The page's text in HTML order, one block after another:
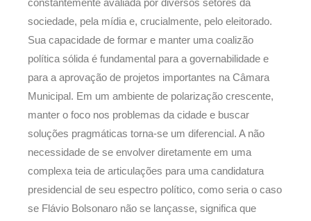
constantemente avaliada por diversos setores da
sociedade, pela mídia e, crucialmente, pelo eleitorado.
Sua capacidade de formar e manter uma coalizão
política sólida é fundamental para a governabilidade e
para a aprovação de projetos importantes na Câmara
Municipal. Em um ambiente de polarização crescente,
manter o foco nos problemas da cidade e buscar
soluções pragmáticas torna-se um diferencial. A não
necessidade de se envolver diretamente em uma
complexa teia de articulações para uma candidatura
presidencial de seu espectro político, como seria o caso
se Flávio Bolsonaro não se lançasse, significa que